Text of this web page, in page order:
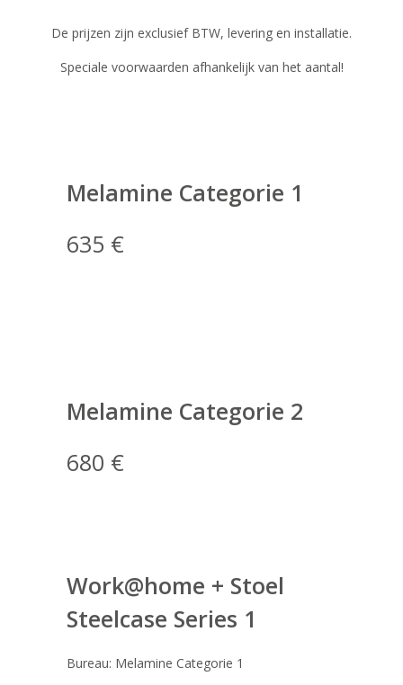
De prijzen zijn exclusief BTW, levering en installatie.
Speciale voorwaarden afhankelijk van het aantal!
Melamine Categorie 1
635 €
Melamine Categorie 2
680 €
Work@home + Stoel
Steelcase Series 1
Bureau: Melamine Categorie 1